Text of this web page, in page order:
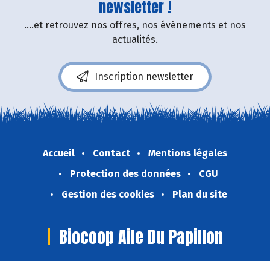
newsletter !
....et retrouvez nos offres, nos événements et nos
actualités.
Inscription newsletter
Accueil Contact
Mentions légales
Protection des données
CGU
Gestion des cookies
Plan du site
Biocoop Aile Du Papillon